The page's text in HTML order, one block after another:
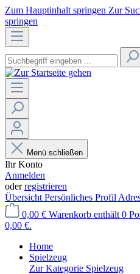
Zum Hauptinhalt springen Zur
springen
Menü schließen
Ihr Konto
Anmelden
oderregistrieren
Übersicht Persönliches Profil
0,00 € Warenkorb enthält 0
0,00 €.
Home
Spielzeug
Zur Kategorie Spielzeug